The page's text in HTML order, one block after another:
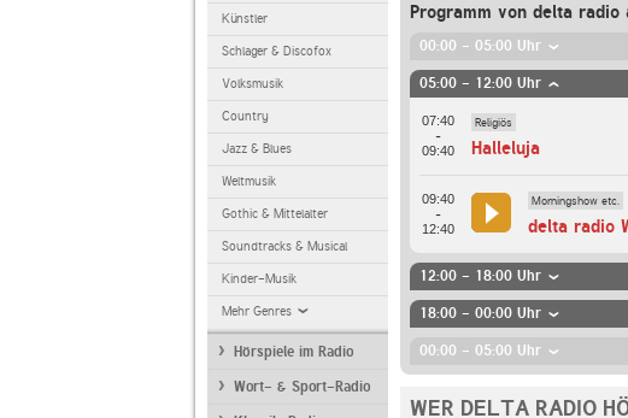
Künstler
Schlager & Discofox
Volksmusik
Country
Jazz & Blues
Weltmusik
Gothic & Mittelalter
Soundtracks & Musical
Kinder-Musik
Mehr Genres
Hörspiele im Radio
Wort- & Sport-Radio
Programm von delta radio
00:00 - 05:00 Uhr
05:00 - 12:00 Uhr
07:40
-
09:40
Religiös
Halleluja
09:40
-
12:40
Morningshow etc.
delta radio
12:00 - 18:00 Uhr
18:00 - 00:00 Uhr
00:00 - 05:00 Uhr
WER DELTA RADIO